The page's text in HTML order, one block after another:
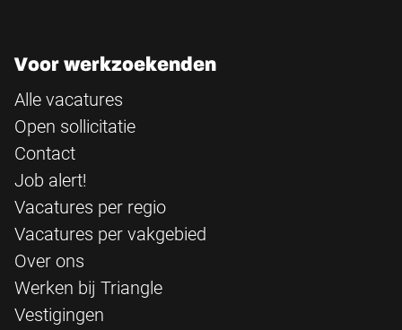
Voor werkzoekenden
Alle vacatures
Open sollicitatie
Contact
Job alert!
Vacatures per regio
Vacatures per vakgebied
Over ons
Werken bij Triangle
Vestigingen